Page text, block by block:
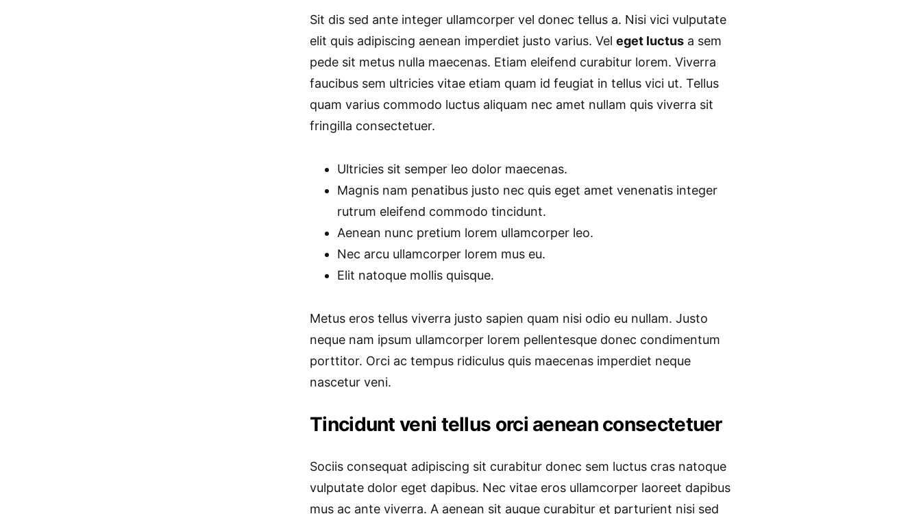
Sit dis sed ante integer ullamcorper vel donec tellus a. Nisi vici vulputate
elit quis adipiscing aenean imperdiet justo varius. Vel eget luctus a sem
pede sit metus nulla maecenas. Etiam eleifend curabitur lorem. Viverra
faucibus sem ultricies vitae etiam quam id feugiat in tellus vici ut. Tellus
quam varius commodo luctus aliquam nec amet nullam quis viverra sit
fringilla consectetuer.
Ultricies sit semper leo dolor maecenas.
Magnis nam penatibus justo nec quis eget amet venenatis integer
rutrum eleifend commodo tincidunt.
Aenean nunc pretium lorem ullamcorper leo.
Nec arcu ullamcorper lorem mus eu.
Elit natoque mollis quisque.
Metus eros tellus viverra justo sapien quam nisi odio eu nullam. Justo
neque nam ipsum ullamcorper lorem pellentesque donec condimentum
porttitor. Orci ac tempus ridiculus quis maecenas imperdiet neque
nascetur veni.
Tincidunt veni tellus orci aenean consectetuer
Sociis consequat adipiscing sit curabitur donec sem luctus cras natoque
vulputate dolor eget dapibus. Nec vitae eros ullamcorper laoreet dapibus
mus ac ante viverra. A aenean sit augue curabitur et parturient nisi sed